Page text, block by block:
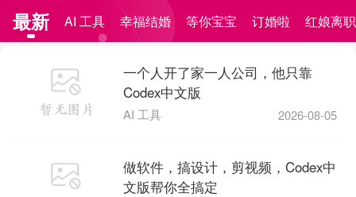
最新 AI 工具 幸福结婚 等你宝宝 订婚啦 红娘离
一个人开了家一人公司，他只靠
Codex中文版
AI 工具 2026-08-05
做软件，搞设计，剪视频，Codex中
文版帮你全搞定